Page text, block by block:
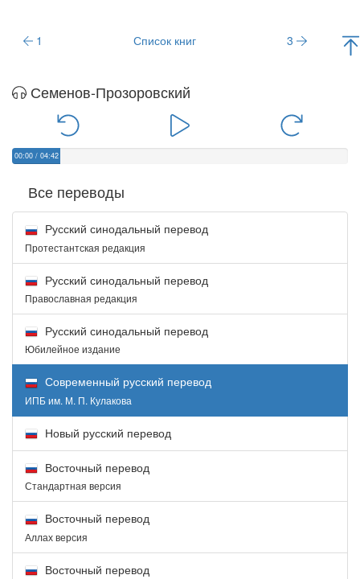
1 Список книг 3
Семенов-Прозоровский
00:00 / 04:42
Все переводы
Русский синодальный перевод
Протестантская редакция
Русский синодальный перевод
Православная редакция
Русский синодальный перевод
Юбилейное издание
Современный русский перевод
ИПБ им. М. П. Кулакова
Новый русский перевод
Восточный перевод
Стандартная версия
Восточный перевод
Аллах версия
Восточный перевод